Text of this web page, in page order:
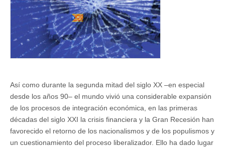
Así como durante la segunda mitad del siglo XX –en especial
desde los años 90– el mundo vivió una considerable expansión
de los procesos de integración económica, en las primeras
décadas del siglo XXI la crisis financiera y la Gran Recesión han
favorecido el retorno de los nacionalismos y de los populismos y
un cuestionamiento del proceso liberalizador. Ello ha dado lugar